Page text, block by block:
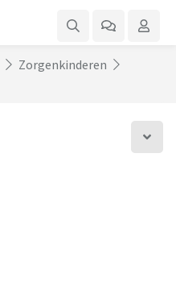
Zorgenkinderen